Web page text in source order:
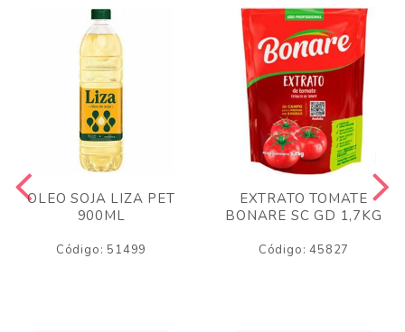
OLEO SOJA LIZA PET
900ML
Código: 51499
EXTRATO TOMATE
BONARE SC GD 1,7KG
Código: 45827